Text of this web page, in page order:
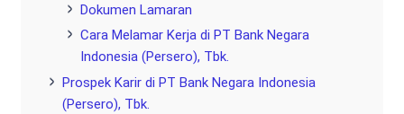
Dokumen Lamaran
Cara Melamar Kerja di PT Bank Negara
Indonesia (Persero), Tbk.
Prospek Karir di PT Bank Negara Indonesia
(Persero), Tbk.